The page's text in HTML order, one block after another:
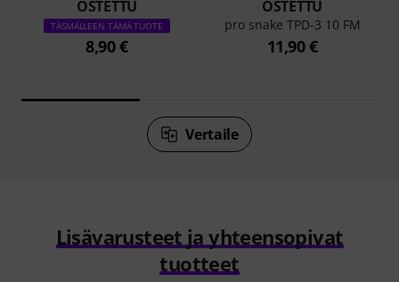
OSTETTU
TÄSMÄLLEEN TÄMÄ TUOTE
8,90 €
OSTETTU
pro snake TPD-3 10 FM
11,90 €
Vertaile
Lisävarusteet ja yhteensopivat
tuotteet